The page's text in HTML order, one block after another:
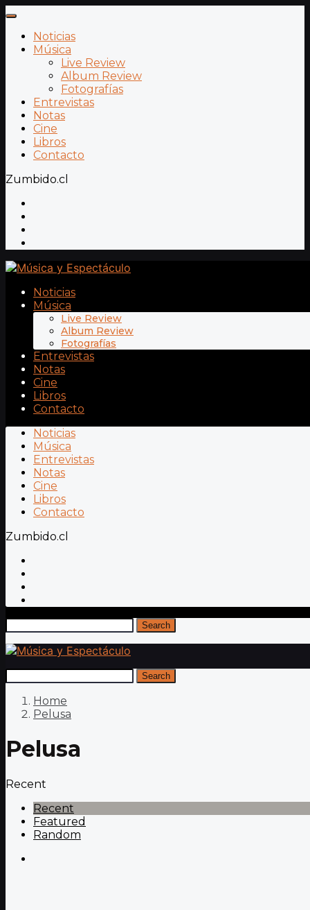
Noticias
Música
Live Review
Album Review
Fotografías
Entrevistas
Notas
Cine
Libros
Contacto
Zumbido.cl
Noticias
Música
Live Review
Album Review
Fotografías
Entrevistas
Notas
Cine
Libros
Contacto
Noticias
Música
Entrevistas
Notas
Cine
Libros
Contacto
Zumbido.cl
Search
Search
Home
Pelusa
Pelusa
Recent
Recent
Featured
Random